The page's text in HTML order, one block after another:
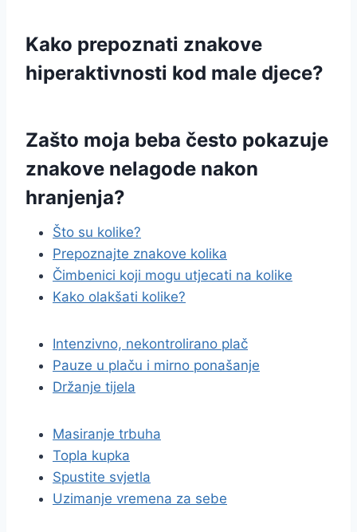
Kako prepoznati znakove
hiperaktivnosti kod male djece?
Zašto moja beba često pokazuje
znakove nelagode nakon
hranjenja?
Što su kolike?
Prepoznajte znakove kolika
Čimbenici koji mogu utjecati na kolike
Kako olakšati kolike?
Intenzivno, nekontrolirano plač
Pauze u plaču i mirno ponašanje
Držanje tijela
Masiranje trbuha
Topla kupka
Spustite svjetla
Uzimanje vremena za sebe